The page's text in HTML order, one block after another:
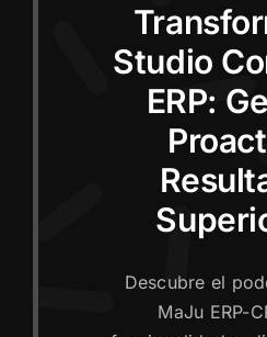
Studio
ERP:
Descubre el
MaJu ERP-